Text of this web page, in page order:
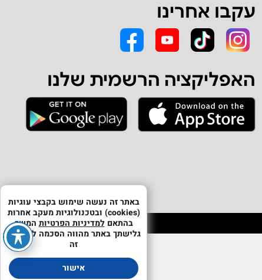
עקבו אחרינו
האפליקציה הרשמית שלנו
באתר זה נעשה שימוש בקבצי עוגיות
(cookies) ובטכנולוגיות מעקב אחרות
בהתאםלמדיניות הפרטיות המשך
גלישתך באתר מהווה הסכמה לשימוש
זה
אישור